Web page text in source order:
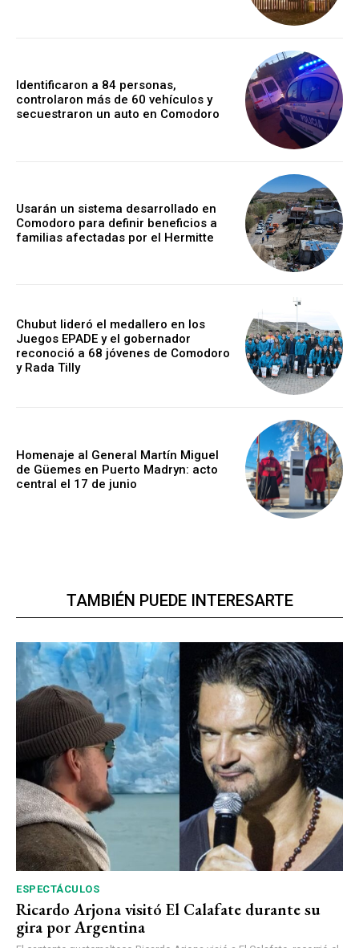
Identificaron a 84 personas,
controlaron más de 60 vehículos y
secuestraron un auto en Comodoro
Usarán un sistema desarrollado en
Comodoro para definir beneficios a
familias afectadas por el Hermitte
Chubut lideró el medallero en los
Juegos EPADE y el gobernador
reconoció a 68 jóvenes de Comodoro
y Rada Tilly
Homenaje al General Martín Miguel
de Güemes en Puerto Madryn: acto
central el 17 de junio
TAMBIÉN PUEDE INTERESARTE
ESPECTÁCULOS
Ricardo Arjona visitó El Calafate durante su
gira por Argentina